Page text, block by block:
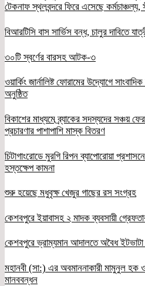
টেকনাফ স্থলবন্দরে ফিরে এসেছে কর্মচাঞ্চল্য,
বিআরটিসি বাস সার্ভিস বন্ধ, চালুর দাবিতে
৩০টি স্বর্ণের বারসহ আটক-৩
ওয়ার্কিং জার্নালিষ্ট ফোরামের উদ্যোগে
অনুষ্ঠিত
বিকাশের মাধ্যমে ব্র্যাকের সদস্যদের সঞ্চয়
প্রচারণার পাশাপাশি মাস্ক বিতরণ
চিটাগাংরোডে মুরগি রিপন ব্যাপোরোয়া
হস্তক্ষেপ কামনা
শুরু হয়েছে মধুবৃক্ষ খেজুর গাছের রস সংগ্রহ
কেশবপুরে ইয়াবাসহ ২ মাদক ব্যবসায়ী
কেশবপুরে ভ্রাম্যমান আদালতে অবৈধ
মহানবী (সা:) এর অবমাননাকারী মামুনুল হক
মানববন্ধন